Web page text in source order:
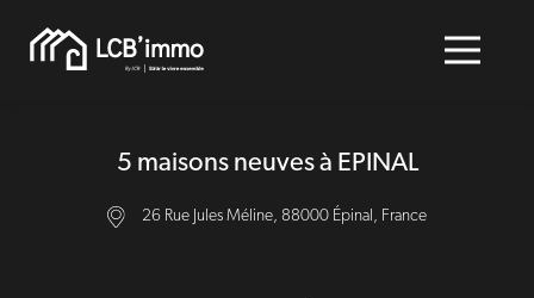
5 maisons neuves à EPINAL
26 Rue Jules Méline, 88000 Épinal, France